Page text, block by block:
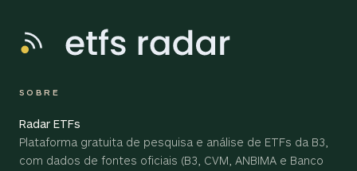
SOBRE
Radar ETFs
Plataforma gratuita de pesquisa e análise de ETFs da B3,
com dados de fontes oficiais (B3, CVM, ANBIMA e Banco